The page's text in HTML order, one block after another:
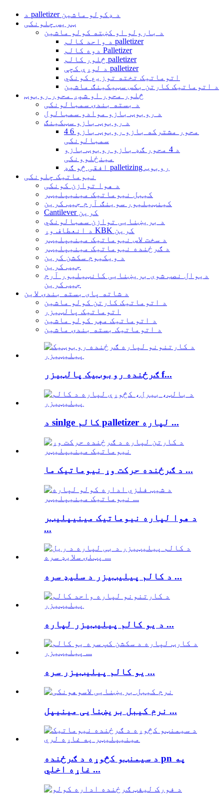
د palletizer د ډکولو ماشین
ټریس چلونکی
د بارولو او کښته کولو ماشین
د واحد کالم palletizer
دوه کالم Palletizer
څلور کالم palletizer
د لوړې کچې palletizer
اتوماتیک تخته توزیع کونکي
د اتوماتیک کارتن بکس سټیکینګ ماشین
څلور محور او شپږ محور روبوټ
د بسته بندۍ سمبالونکی
د روبوټ بازو موادو سمبالول
د روبوټ بازو سټکینګ
4 6 محور مشترکه بازو روبوټ بازو
سمبالونکی
د 4 محور ګډ بازو روبوټ بازو
مینځلوونکی
افقی څو ګډ palletizing روبوټ
نیوماتیک چلونکی
د هوا توازن کونکی
کیبل نیوماتیک مینیپلیټر
کینټیلیور سوینګ آرم جیب کرین
Cantilever کرین
د بریښنایی توازن سمبالونکي
د انعطاف وړ KBK کرین
د سخت لاس نیوماتیک مینیپلیټر
د ګرځنده نیوماتیک مینیپلیټر
د ویکیوم سکشن کرین
جیب کرین
دیوال نصب شوی بریښنایی کانټیلیور آرم
جیب کرین
د شاته پای بسته بندۍ لاین
د اتوماتیک کارتن کولو ماشین
اتوماتیک پالټیزر
د اتوماتیک مهر کولو ماشین
د اتوماتیک بسته بندۍ ماشین
ګرځنده روبوټیک پالټیزر f...
د sinlge کالم palletizer لپاره ...
د ګرځنده حرکت وړ نیوماتیک ما ...
د هوا لپاره نیوماتیک مینیپلیټر
...
د کالم پیلیټیزر د سلیډ سره ...
د یو کالم پیلیټیزر لپاره ...
یو کالم پیلیټیزر سره ...
نرم کیبل بریښنایی مینیپل ...
د سیمنټو کڅوړه د ګرځنده pn په
غاړه اخلي ...